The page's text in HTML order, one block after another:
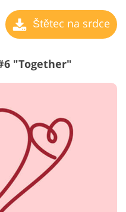
Štětec na srdce
"Together"